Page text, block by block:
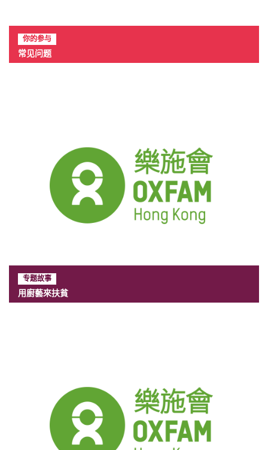
你的参与
常见问题
专题故事
用廚藝來扶貧